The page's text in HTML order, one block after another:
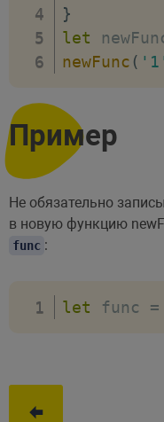
}
let
newFunc ( '1'
Пример
Не обязательно
в новую функцию
func :
let func =